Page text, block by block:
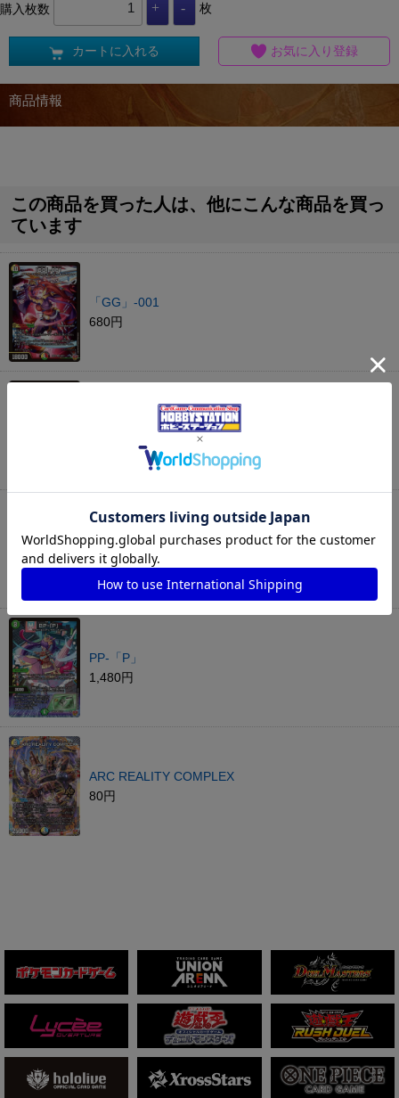
購入枚数 枚
カートに入れる お気に入り登録
商品情報
この商品を買った人は、他にこんな商品を買っ
ています
「GG」-001
680円
熱き邪道 レッドゾーンZ
弐闘路と轟点火の決断
220円
PP-「P」
1,480円
ARC REALITY COMPLEX
80円